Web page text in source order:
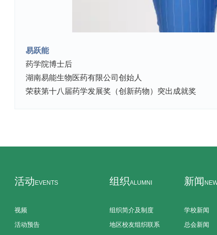
易跃能
药学院博士后
湖南易能生物医药有限公司创始人
荣获第十八届药学发展奖（创新药物）突出成就奖
活动 EVENTS
视频
活动预告
组织ALUMNI
组织简介及制度
地区校友组织联系
新闻
学校新闻
总会新闻